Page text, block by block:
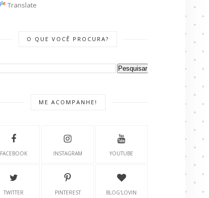
Translate
O QUE VOCÊ PROCURA?
ME ACOMPANHE!
FACEBOOK INSTAGRAM YOUTUBE
TWITTER PINTEREST BLOG'LOVIN